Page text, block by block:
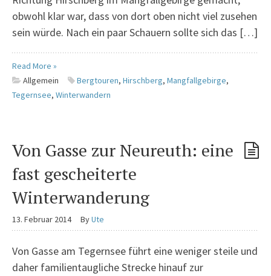
obwohl klar war, dass von dort oben nicht viel zusehen
sein würde. Nach ein paar Schauern sollte sich das […]
Read More »
Allgemein
Bergtouren, Hirschberg, Mangfallgebirge,
Tegernsee, Winterwandern
Von Gasse zur Neureuth: eine
fast gescheiterte
Winterwanderung
13. Februar 2014 ByUte
Von Gasse am Tegernsee führt eine weniger steile und
daher familientaugliche Strecke hinauf zur